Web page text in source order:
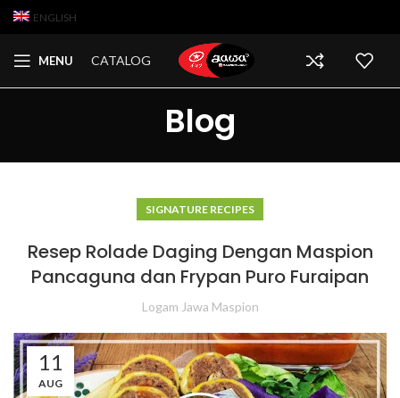
ENGLISH
MENU CATALOG
Blog
SIGNATURE RECIPES
Resep Rolade Daging Dengan Maspion
Pancaguna dan Frypan Puro Furaipan
Logam Jawa Maspion
11
AUG